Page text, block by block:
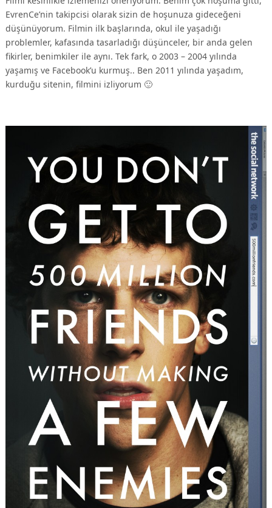
EvrenCe’nin takipcisi olarak sizin de hoşunuza gideceğeni
düşünüyorum. Filmin ilk başlarında, okul ile yaşadığı
problemler, kafasında tasarladığı düşünceler, bir anda gelen
fikirler, benimkiler ile aynı. Tek fark, o 2003 – 2004 yılında
yaşamış ve Facebook’u kurmuş.. Ben 2011 yılında yaşadım,
kurduğu sitenin, filmini izliyorum 🙂